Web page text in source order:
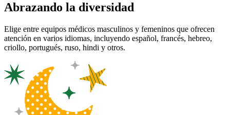
Abrazando la diversidad
Elige entre equipos médicos masculinos y femeninos que ofrecen
atención en varios idiomas, incluyendo español, francés, hebreo,
criollo, portugués, ruso, hindi y otros.